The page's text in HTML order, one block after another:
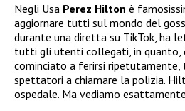
Negli Usa Perez Hilton è
aggiornare tutti sul mondo del
durante una diretta su TikTok, ha
tutti gli utenti collegati, in quanto,
cominciato a ferirsi
spettatori a chiamare la polizia.
ospedale. Ma vediamo